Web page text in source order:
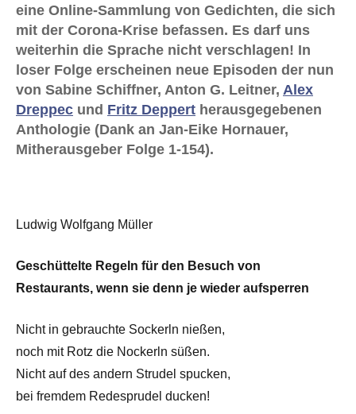
eine Online-Sammlung von Gedichten, die sich
mit der Corona-Krise befassen. Es darf uns
weiterhin die Sprache nicht verschlagen! In
loser Folge erscheinen neue Episoden der nun
von Sabine Schiffner, Anton G. Leitner, Alex
Dreppec und Fritz Deppert herausgegebenen
Anthologie (Dank an Jan-Eike Hornauer,
Mitherausgeber Folge 1-154).
Ludwig Wolfgang Müller
Geschüttelte Regeln für den Besuch von
Restaurants, wenn sie denn je wieder aufsperren
Nicht in gebrauchte Sockerln nießen,
noch mit Rotz die Nockerln süßen.
Nicht auf des andern Strudel spucken,
bei fremdem Redesprudel ducken!